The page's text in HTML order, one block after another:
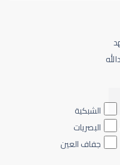
الشبكية
البصريات
جفاف العين